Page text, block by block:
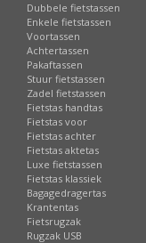
Dubbele fietstassen
Enkele fietstassen
Voortassen
Achtertassen
Pakaftassen
Stuur fietstassen
Zadel fietstassen
Fietstas handtas
Fietstas voor
Fietstas achter
Fietstas aktetas
Luxe fietstassen
Fietstas klassiek
Bagagedragertas
Krantentas
Fietsrugzak
Rugzak USB